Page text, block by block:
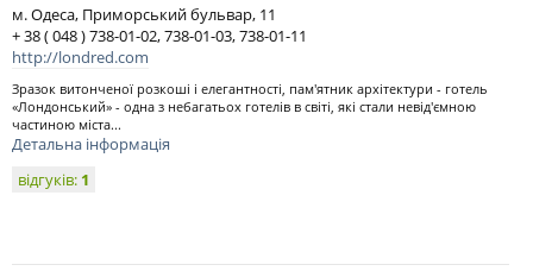
м. Одеса, Приморський бульвар, 11
+ 38 ( 048 ) 738-01-02, 738-01-03, 738-01-11
http://londred.com
Зразок витонченої розкоші і елегантності, пам'ятник архітектури - готель
«Лондонський» - одна з небагатьох готелів в світі, які стали невід'ємною
частиною міста...
Детальна інформація
відгуків: 1